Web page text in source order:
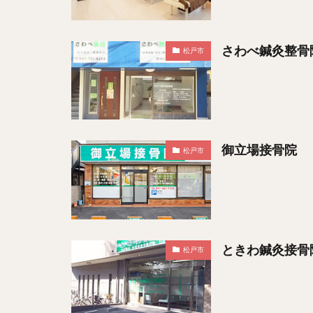
松戸市 さわべ鍼灸整骨
松戸市 御立場接骨院
松戸市 ときわ鍼灸接骨